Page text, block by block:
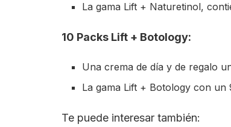
La gama Lift + Naturetinol,
10 Packs Lift + Botology:
Una crema de día y de regalo
La gama Lift + Botology con un
Te puede interesar también: